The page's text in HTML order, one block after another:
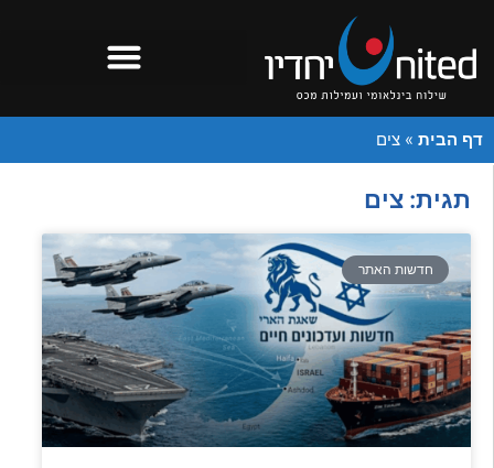
דף הבית » צים
תגית: צים
חדשות האתר